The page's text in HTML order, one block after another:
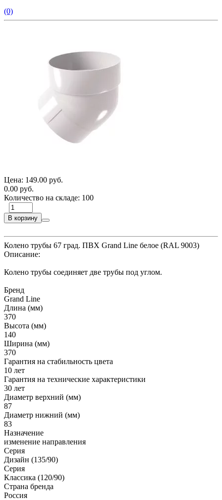
(0)
Цена: 149.00 руб.
0.00 руб.
Количество на складе: 100
В корзину
Колено трубы 67 град. ПВХ Grand Line белое (RAL 9003)
Описание:
Колено трубы соединяет две трубы под углом.
Бренд
Grand Line
Длина (мм)
370
Высота (мм)
140
Ширина (мм)
370
Гарантия на стабильность цвета
10 лет
Гарантия на технические характеристики
30 лет
Диаметр верхний (мм)
87
Диаметр нижний (мм)
83
Назначение
изменение направления
Серия
Дизайн (135/90)
Серия
Классика (120/90)
Страна бренда
Россия